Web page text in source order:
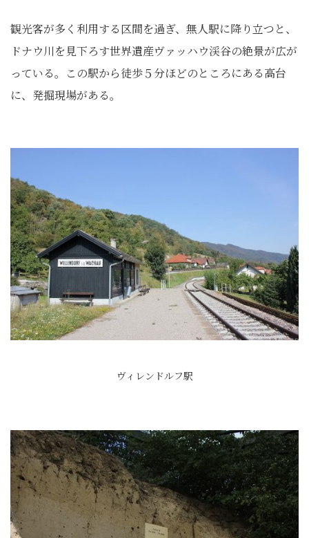
観光客が多く利用する区間を過ぎ、無人駅に降り立つと、
ドナウ川を見下ろす世界遺産ヴァッハウ渓谷の絶景が広が
っている。この駅から徒歩５分ほどのところにある高台
に、発掘現場がある。
ヴィレンドルフ駅